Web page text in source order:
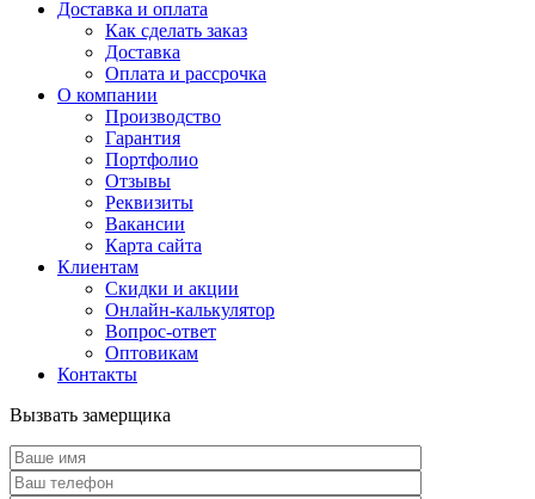
Доставка и оплата
Как сделать заказ
Доставка
Оплата и рассрочка
О компании
Производство
Гарантия
Портфолио
Отзывы
Реквизиты
Вакансии
Карта сайта
Клиентам
Скидки и акции
Онлайн-калькулятор
Вопрос-ответ
Оптовикам
Контакты
Вызвать замерщика